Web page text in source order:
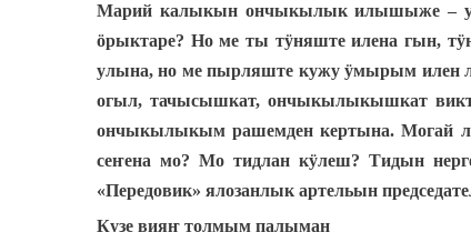
Марий калыкын ончыкылык илышыже –
ӧрыктаре? Но ме ты тӱняште илена гын,
улына, но ме пырляште кужу ӱмырым илен
огыл, тачысышкат, ончыкылыкышкат
ончыкылыкым рашемден кертына. Могай
сеҥена мо? Мо тидлан кӱлеш? Тидын
«Передовик» ялозанлык артельын
Кузе вияҥ толмым палыман